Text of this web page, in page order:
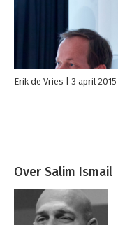
Erik de Vries 3 april 2015
Over Salim Ismail